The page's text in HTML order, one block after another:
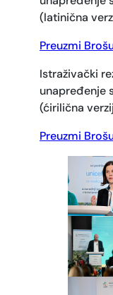
(latinična
Preuzmi
Istraživački
unapređenje
(ćirilična
Preuzmi